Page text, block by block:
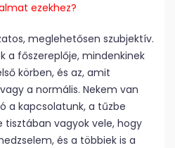
ezekhez?
meglehe­tő­sen szubjektív.
a főszereplője, mindenkinek
körben, és az, amit
a normális. Nekem van
a kapcsolatunk, a tűzbe
vagyok vele, hogy
és a többiek is a